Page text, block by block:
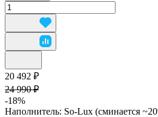
20 492 ₽
24 990 ₽
-18%
Наполнитель: So-Lux (cминается